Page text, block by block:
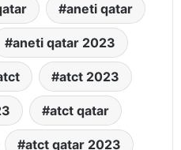
aneti qatar
aneti qatar 2023
atct 2023
atct qatar
atct qatar 2023